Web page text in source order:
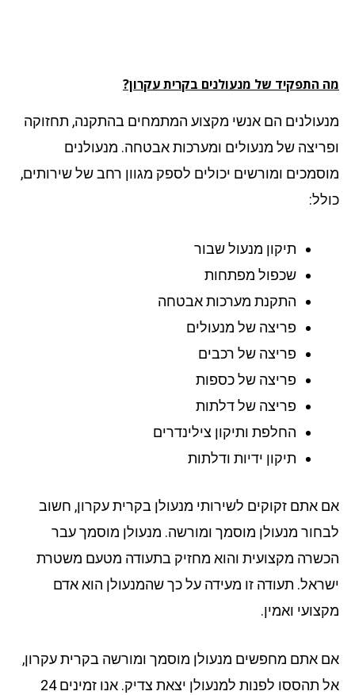
התפקיד של מנעולנים בקרית עקרון?
הם אנשי מקצוע המתמחים בהתקנה, תחזוקה
של מנעולים ומערכות אבטחה. מנעולנים
ומורשים יכולים לספק מגוון רחב של שירותים,
תיקון מנעול שבור
שכפול מפתחות
התקנת מערכות אבטחה
פריצה של מנעולים
פריצה של רכבים
פריצה של כספות
פריצה של דלתות
החלפת ותיקון צילינדרים
תיקון ידיות ודלתות
אתם זקוקים לשירותי מנעולן בקרית עקרון, חשוב
מנעולן מוסמך ומורשה. מנעולן מוסמך עבר
מקצועית והוא מחזיק בתעודה מטעם משטרת
תעודה זו מעידה על כך שהמנעולן הוא אדם
ואמין.
אתם מחפשים מנעולן מוסמך ומורשה בקרית עקרון,
אל תהססו לפנות למנעולן יצאת צדיק. אנו זמינים 24